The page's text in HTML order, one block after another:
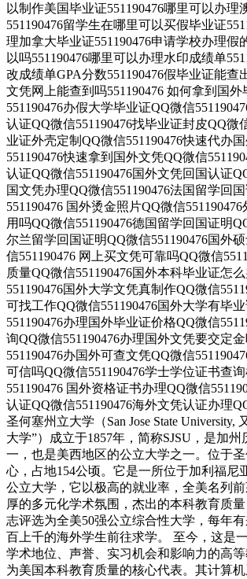
以制作美国毕业证551190476哪里可以办理
551190476留学生在哪里可以买假毕业证
理加拿大毕业证551190476申请学校办理假
以吗551190476哪里可以办理水印成绩单
改成绩单GPA分数551190476假毕业证能查
文凭网上能查到吗551190476 如何拿到国
551190476办假大学毕业证QQ微信
认证QQ微信551190476找毕业证封皮QQ微
业证外壳定制QQ微信551190476快速代办
551190476快速拿到国外文凭QQ微信
认证QQ微信551190476国外文凭回国认证
国文凭办理QQ微信551190476法国留学回
551190476 国外烫金照片QQ微信
用吗QQ微信551190476德国留学回国证明
尔兰留学回国证明QQ微信551190476国外
信551190476 网上买文凭可靠吗QQ微信
质量QQ微信551190476国外本科毕业证怎
551190476国外大学文凭真制作QQ微信
可找工作QQ微信551190476国外大学有毕
551190476办理国外毕业证价格QQ微信
询QQ微信551190476办理国外文凭要交定
551190476办国外可查文凭QQ微信
可信吗QQ微信551190476学士学位证书查
551190476 国外资格证书办理QQ微信
认证QQ微信551190476海外文凭认证办理
圣何塞州立大学（San Jose State University,
大学”）成立于1857年，简称SJSU，是加
一，也是美西地区的公立大学之一。位于圣
心，占地154公顷。它是一所位于加利福尼
公立大学，它以极高的就业率，全美名列
厚的多元化学术氛围，杰出的本科教育质
志评选为全美50强公立综合性大学，每年
百上千的海外学生前往求学。 至今，这是
学术地位、声誉、实习机会和影响力的高
为美国本科教育质量的核心代表。其计算